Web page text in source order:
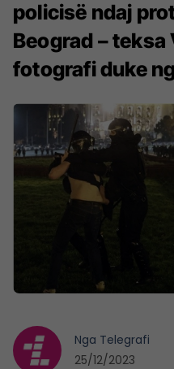
policisë ndaj
Beograd –
fotografi duke
Nga Telegrafi
25/12/2023